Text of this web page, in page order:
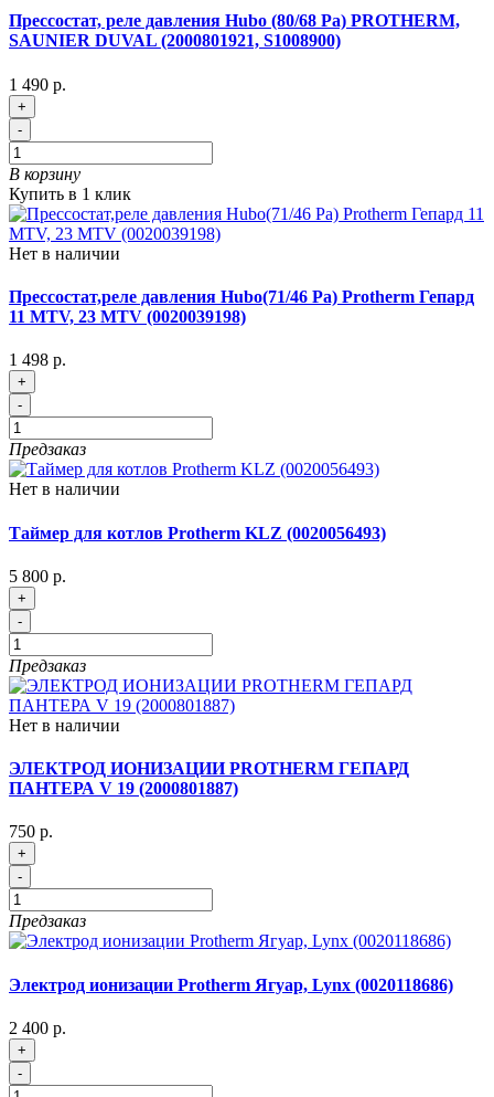
Прессостат, реле давления Hubo (80/68 Pa) PROTHERM,
SAUNIER DUVAL (2000801921, S1008900)
1 490 р.
+
-
В корзину
Купить в 1 клик
Нет в наличии
Прессостат,реле давления Hubo(71/46 Pa) Protherm Гепард
11 MTV, 23 MTV (0020039198)
1 498 р.
+
-
Предзаказ
Нет в наличии
Таймер для котлов Protherm KLZ (0020056493)
5 800 р.
+
-
Предзаказ
Нет в наличии
ЭЛЕКТРОД ИОНИЗАЦИИ PROTHERM ГЕПАРД
ПАНТЕРА V 19 (2000801887)
750 р.
+
-
Предзаказ
Электрод ионизации Protherm Ягуар, Lynx (0020118686)
2 400 р.
+
-